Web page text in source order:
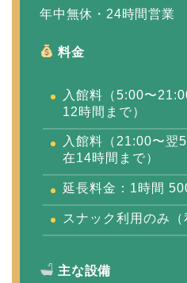
年中無休・24時間営業
料金
入館料（5:00〜
12時間まで）
入館料（21:00〜翌
在14時間まで）
延長料金：1時間
スナック利用のみ
主な設備